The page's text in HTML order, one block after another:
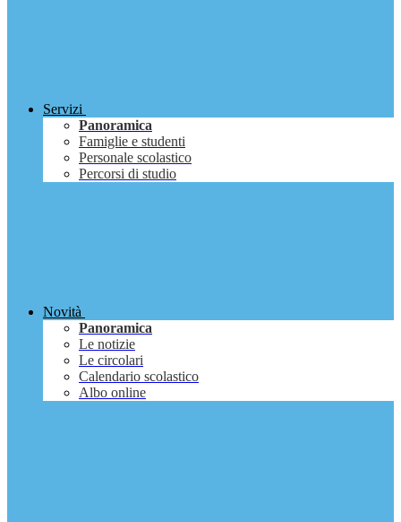
Servizi
Panoramica
Famiglie e studenti
Personale scolastico
Percorsi di studio
Novità
Panoramica
Le notizie
Le circolari
Calendario scolastico
Albo online